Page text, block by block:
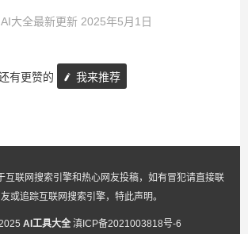
AI大全最新更新 2025年5月1日
有更赞的 我来推荐
互联网搜索引擎和热心网友投稿，如有冒犯请直接联
或追踪互联网搜索引擎，特此声明。
AI工具大全 滇ICP备2021003818号-6